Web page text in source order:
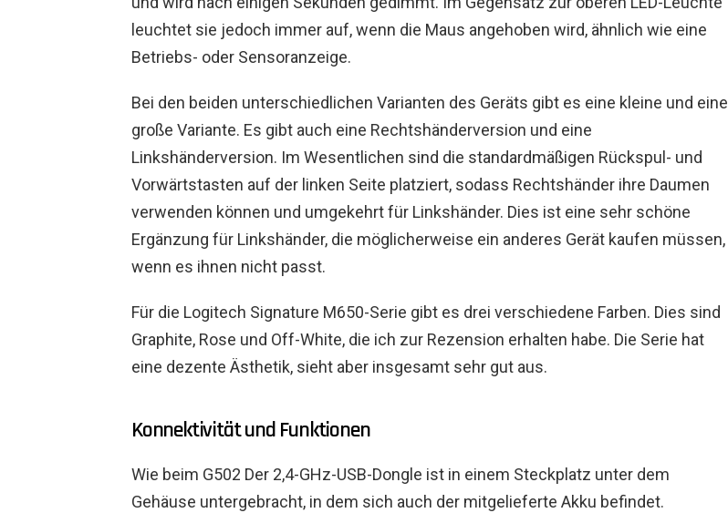
leuchtet sie jedoch immer auf, wenn die Maus angehoben wird, ähnlich wie eine
Betriebs- oder Sensoranzeige.
Bei den beiden unterschiedlichen Varianten des Geräts gibt es eine kleine und eine
große Variante. Es gibt auch eine Rechtshänderversion und eine
Linkshänderversion. Im Wesentlichen sind die standardmäßigen Rückspul- und
Vorwärtstasten auf der linken Seite platziert, sodass Rechtshänder ihre Daumen
verwenden können und umgekehrt für Linkshänder. Dies ist eine sehr schöne
Ergänzung für Linkshänder, die möglicherweise ein anderes Gerät kaufen müssen,
wenn es ihnen nicht passt.
Für die Logitech Signature M650-Serie gibt es drei verschiedene Farben. Dies sind
Graphite, Rose und Off-White, die ich zur Rezension erhalten habe. Die Serie hat
eine dezente Ästhetik, sieht aber insgesamt sehr gut aus.
Konnektivität und Funktionen
Wie beim G502 Der 2,4-GHz-USB-Dongle ist in einem Steckplatz unter dem
Gehäuse untergebracht, in dem sich auch der mitgelieferte Akku befindet.